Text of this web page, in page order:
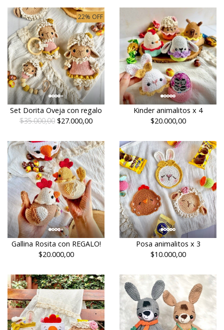
22% OFF
Set Dorita Oveja con regalo
$35.000,00 $27.000,00
Kinder animalitos x 4
$20.000,00
Gallina Rosita con REGALO!
$20.000,00
Posa animalitos x 3
$10.000,00